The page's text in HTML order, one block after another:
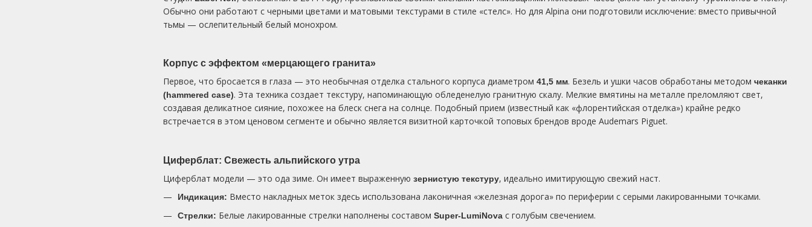
Обычно они работают с черными цветами и матовыми текстурами в стиле «стелс». Но для Alpina они подготовили исключение: вместо привычной
тьмы — ослепительный белый монохром.
Корпус с эффектом «мерцающего гранита»
Первое, что бросается в глаза — это необычная отделка стального корпуса диаметром 41,5 мм. Безель и ушки часов обработаны методом чеканки
(hammered case). Эта техника создает текстуру, напоминающую обледенелую гранитную скалу. Мелкие вмятины на металле преломляют свет,
создавая деликатное сияние, похожее на блеск снега на солнце. Подобный прием (известный как «флорентийская отделка») крайне редко
встречается в этом ценовом сегменте и обычно является визитной карточкой топовых брендов вроде Audemars Piguet.
Циферблат: Свежесть альпийского утра
Циферблат модели — это ода зиме. Он имеет выраженную зернистую текстуру, идеально имитирующую свежий наст.
Индикация: Вместо накладных меток здесь использована лаконичная «железная дорога» по периферии с серыми лакированными точками.
Стрелки: Белые лакированные стрелки наполнены составом Super-LumiNova с голубым свечением.